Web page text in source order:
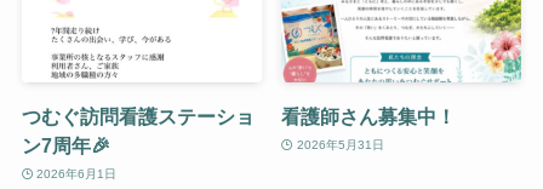
つむぐ訪問看護ステーショ
ン7周年🎉
2026年6月1日
看護師さん募集中！
2026年5月31日